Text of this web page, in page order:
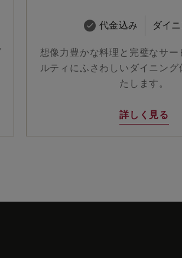
代金込み ダイ
想像力豊かな料理と完璧なサー
ルティにふさわしいダイニング
たします。
詳しく見る